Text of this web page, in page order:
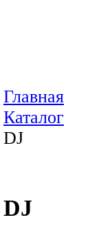
Главная
Каталог
DJ
DJ